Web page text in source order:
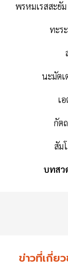
พรหมเรสสะยั
ทะร
นะมัตเ
เ
กัต
สัม
บทส
ข่าวที่เกี่ย